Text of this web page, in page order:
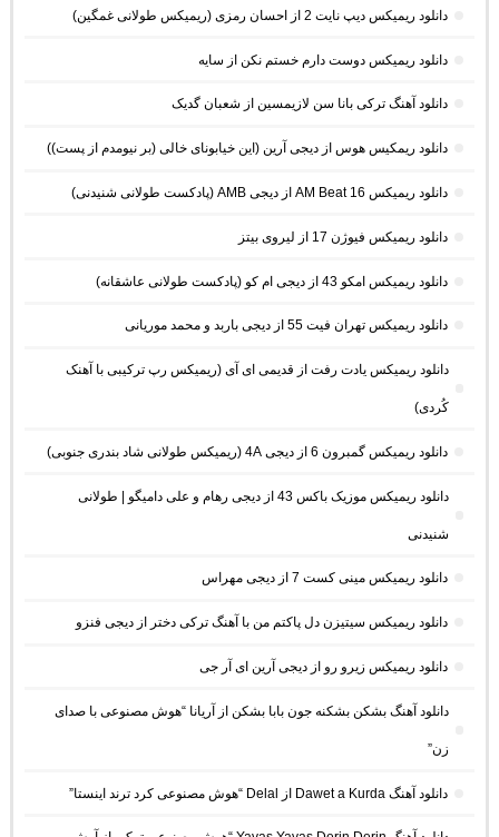
دانلود ریمیکس دیپ نایت 2 از احسان رمزی (ریمیکس طولانی غمگین)
دانلود ریمیکس دوست دارم خستم نکن از سایه
دانلود آهنگ ترکی بانا سن لازیمسین از شعبان گدیک
دانلود ریمکیس هوس از دیجی آرین (این خیابونای خالی (بر نیومدم از پست))
دانلود ریمیکس AM Beat 16 از دیجی AMB (پادکست طولانی شنیدنی)
دانلود ریمیکس فیوژن 17 از لیروی بیتز
دانلود ریمیکس امکو 43 از دیجی ام کو (پادکست طولانی عاشقانه)
دانلود ریمیکس تهران فیت 55 از دیجی باربد و محمد موریانی
دانلود ریمیکس یادت رفت از قدیمی ای آی (ریمیکس رپ ترکیبی با آهنک
کُردی)
دانلود ریمیکس گمبرون 6 از دیجی 4A (ریمیکس طولانی شاد بندری جنوبی)
دانلود ریمیکس موزیک باکس 43 از دیجی رهام و علی دامیگو | طولانی
شنیدنی
دانلود ریمیکس مینی کست 7 از دیجی مهراس
دانلود ریمیکس سیتیزن دل پاکتم من با آهنگ ترکی دختر از دیجی فنزو
دانلود ریمیکس زیرو رو از دیجی آرین ای آر جی
دانلود آهنگ بشکن بشکنه جون بابا بشکن از آریانا “هوش مصنوعی با صدای
زن”
دانلود آهنگ Dawet a Kurda از Delal “هوش مصنوعی کرد ترند اینستا”